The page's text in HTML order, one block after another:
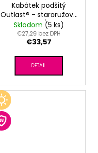
Kabátek podšitý
Outlast® - staroružová
kvetinky/biela
Skladom (5 ks)
€27,29 bez DPH
€33,57
DETAIL